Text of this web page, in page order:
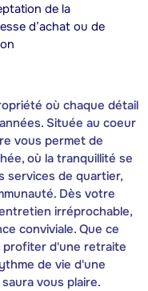
de la
d’achat ou de
où chaque détail
Située au coeur
vous permet de
où la tranquillité se
services de quartier,
Dès votre
irréprochable,
conviviale. Que ce
profiter d'une retraite
de vie d'une
vous plaire.